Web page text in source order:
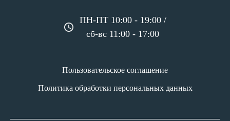
ПН-ПТ 10:00 - 19:00 /
сб-вс 11:00 - 17:00
Пользовательское соглашение
Политика обработки персональных данных